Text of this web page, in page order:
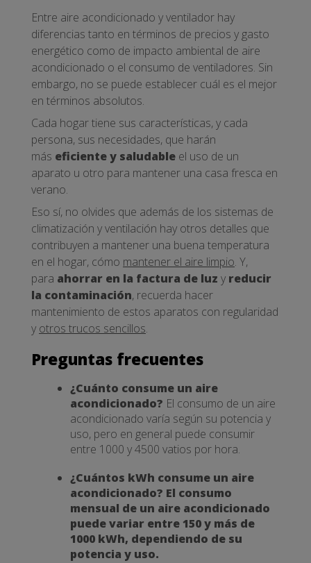
Entre aire acondicionado y ventilador hay
diferencias tanto en términos de precios y gasto
energético como de impacto ambiental de aire
acondicionado o el consumo de ventiladores. Sin
embargo, no se puede establecer cuál es el mejor
en términos absolutos.
Cada hogar tiene sus características, y cada
persona, sus necesidades, que harán
más eficiente y saludable el uso de un
aparato u otro para mantener una casa fresca en
verano.
Eso sí, no olvides que además de los sistemas de
climatización y ventilación hay otros detalles que
contribuyen a mantener una buena temperatura
en el hogar, cómo mantener el aire limpio. Y,
para ahorrar en la factura de luz y reducir
la contaminación, recuerda hacer
mantenimiento de estos aparatos con regularidad
y otros trucos sencillos.
Preguntas frecuentes
¿Cuánto consume un aire
acondicionado? El consumo de un aire
acondicionado varía según su potencia y
uso, pero en general puede consumir
entre 1000 y 4500 vatios por hora.
¿Cuántos kWh consume un aire
acondicionado? El consumo
mensual de un aire acondicionado
puede variar entre 150 y más de
1000 kWh, dependiendo de su
potencia y uso.